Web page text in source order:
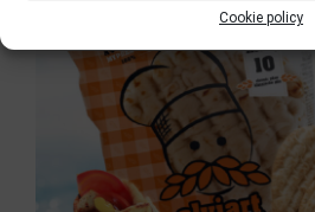
Cookie policy